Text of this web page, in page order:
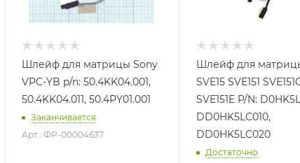
Шлейф для матрицы Sony
VPC-YB p/n: 50.4KK04.001,
50.4KK04.011, 50.4PY01.001
Заканчивается
Арт.: ФР-00004637
Шлейф для
SVE15 SVE151
SVE151E P/N:
DD0HK5LC010,
DD0HK5LC020
Достаточно